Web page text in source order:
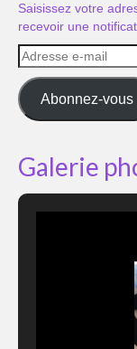
Saisissez votre
recevoir une
Adresse
e-
mail
Abonnez-vous
Galerie